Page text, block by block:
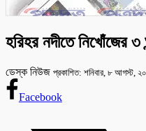
হরিহর নদীতে নিখোঁজের ৩
ডেস্ক নিউজ প্রকাশিত: শনিবার, ৮ আগস্ট,
Facebook